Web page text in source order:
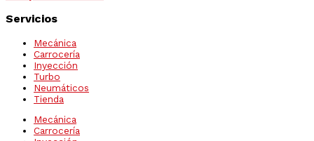
Servicios
Mecánica
Carrocería
Inyección
Turbo
Neumáticos
Tienda
Mecánica
Carrocería